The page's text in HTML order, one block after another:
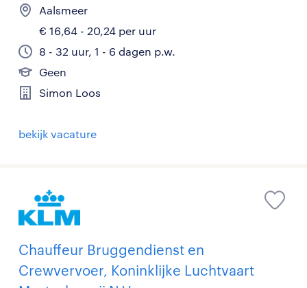
Aalsmeer
€ 16,64 - 20,24 per uur
8 - 32 uur, 1 - 6 dagen p.w.
Geen
Simon Loos
bekijk vacature
Chauffeur Bruggendienst en
Crewvervoer, Koninklijke Luchtvaart